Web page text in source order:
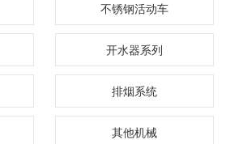
不锈钢活动车
开水器系列
排烟系统
其他机械